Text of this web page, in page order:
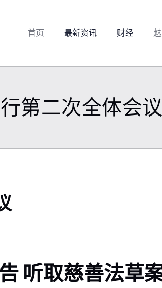
首页 最新资讯 财经
第二次全体会议
听取慈善法草